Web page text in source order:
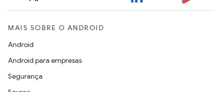
MAIS SOBRE O ANDROID
Android
Android para empresas
Segurança